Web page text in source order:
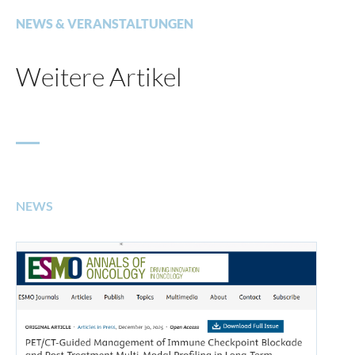
NEWS & VERANSTALTUNGEN
Weitere Artikel
NEWS